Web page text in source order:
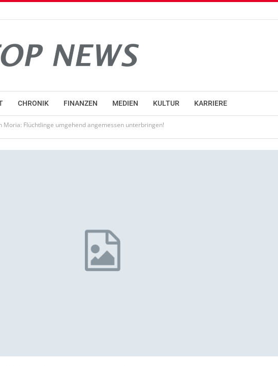
CHRONIK FINANZEN MEDIEN KULTUR KARRIERE
Moria: Flüchtlinge umgehend angemessen unterbringen!